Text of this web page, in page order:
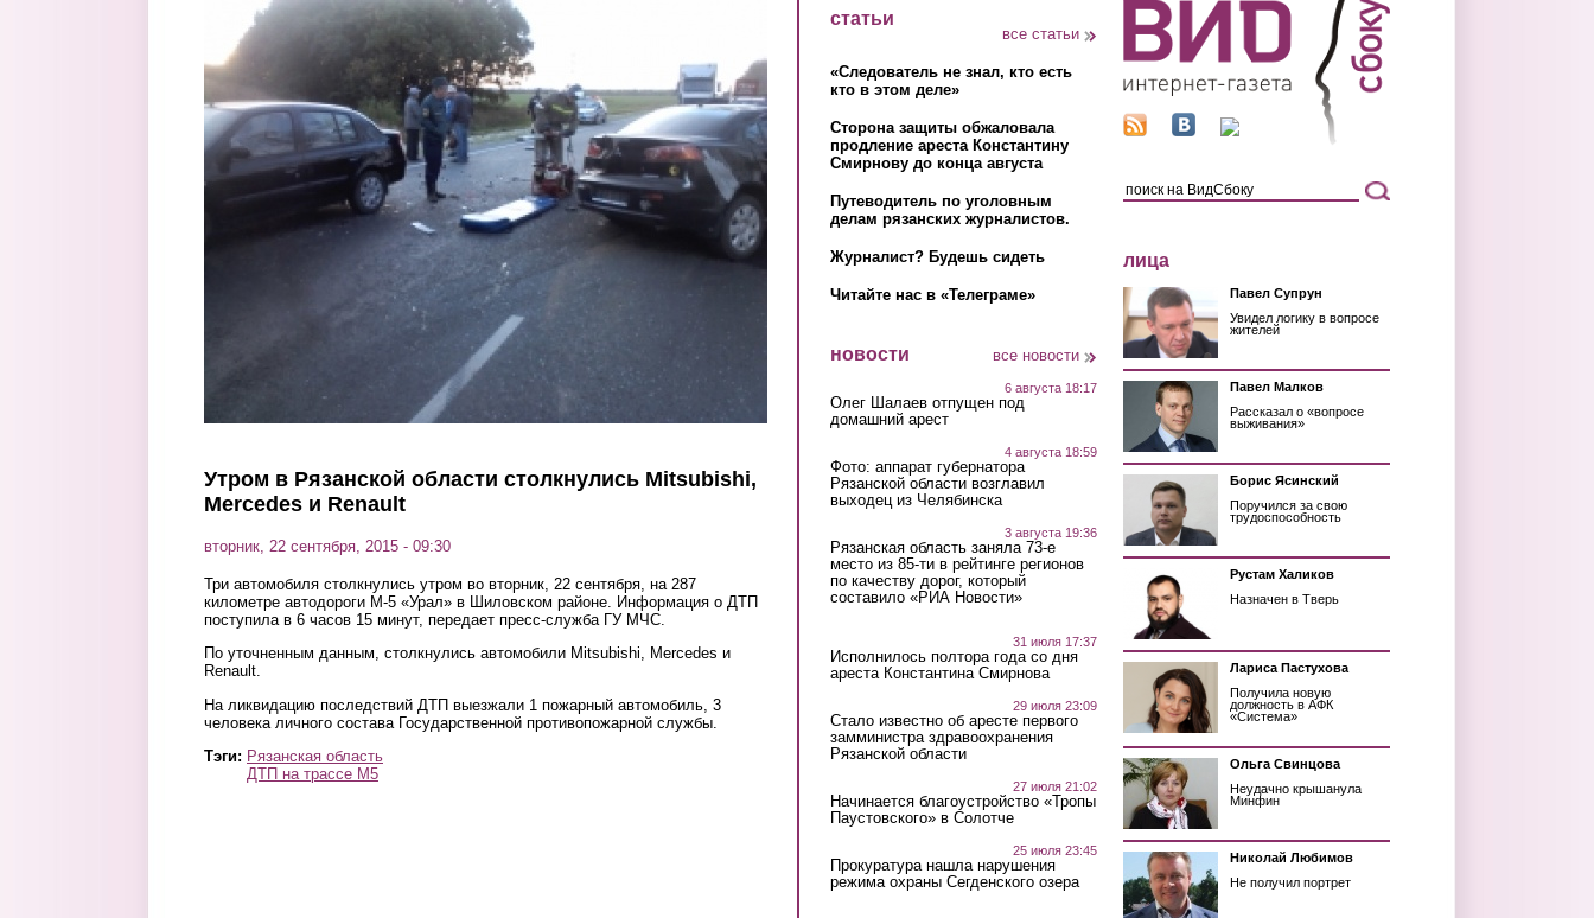
Утром в Рязанской области столкнулись Mitsubishi,
Mercedes и Renault
вторник, 22 сентября, 2015 - 09:30
Три автомобиля столкнулись утром во вторник, 22 сентября, на 287
километре автодороги М-5 «Урал» в Шиловском районе. Информация о ДТП
поступила в 6 часов 15 минут, передает пресс-служба ГУ МЧС.
По уточненным данным, столкнулись автомобили Mitsubishi, Mercedes и
Renault.
На ликвидацию последствий ДТП выезжали 1 пожарный автомобиль, 3
человека личного состава Государственной противопожарной службы.
Тэги: Рязанская область
ДТП на трассе М5
статьи
все статьи
«Следователь не знал, кто есть
кто в этом деле»
Сторона защиты обжаловала
продление ареста Константину
Смирнову до конца августа
Путеводитель по уголовным
делам рязанских журналистов.
Журналист? Будешь сидеть
Читайте нас в «Телеграме»
новости все новости
6 августа 18:17
Олег Шалаев отпущен под
домашний арест
4 августа 18:59
Фото: аппарат губернатора
Рязанской области возглавил
выходец из Челябинска
3 августа 19:36
Рязанская область заняла 73-е
место из 85-ти в рейтинге регионов
по качеству дорог, который
составило «РИА Новости»
31 июля 17:37
Исполнилось полтора года со дня
ареста Константина Смирнова
29 июля 23:09
Стало известно об аресте первого
замминистра здравоохранения
Рязанской области
27 июля 21:02
Начинается благоустройство «Тропы
Паустовского» в Солотче
25 июля 23:45
Прокуратура нашла нарушения
режима охраны Сегденского озера
лица
Павел Супрун
Увидел логику в вопросе
жителей
Павел Малков
Рассказал о «вопросе
выживания»
Борис Ясинский
Поручился за свою
трудоспособность
Рустам Халиков
Назначен в Тверь
Лариса Пастухова
Получила новую
должность в АФК
«Система»
Ольга Свинцова
Неудачно крышанула
Минфин
Николай Любимов
Не получил портрет